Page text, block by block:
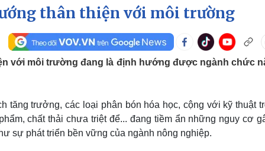
Infographic
Thể thao
Thế giới thể thao
eSports
Hậu trường
Ô tô - Xe máy
Tư vấn
thân thiện với môi trường
với môi trường đang là định hướng được ngành chức
tăng trưởng, các loại phân bón hóa học, cộng với kỹ thuật
chất thải chưa triệt để... đang tiềm ẩn những nguy cơ
sự phát triển bền vững của ngành nông nghiệp.